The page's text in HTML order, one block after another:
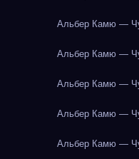
Альбер Камю —
Альбер Камю —
Альбер Камю —
Альбер Камю —
Альбер Камю —